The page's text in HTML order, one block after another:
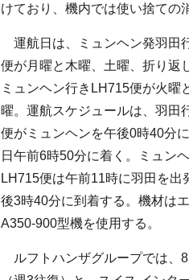
けており、機内では使い捨ての
運航日は、ミュンヘン発羽田
便が月曜と木曜、土曜、折り返
ミュンヘン行きLH715便が火曜
曜。運航スケジュールは、羽田
便がミュンヘンを午後0時40分
日午前6時50分に着く。ミュン
LH715便は午前11時に羽田を出
後3時40分に到着する。機材は
A350-900型機を使用する。
ルフトハンザグループでは、